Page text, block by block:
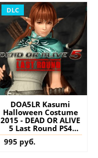
DLC
DOA5LR Kasumi
Halloween Costume
2015 - DEAD OR ALIVE
5 Last Round PS4
(Турция) купить
дополнение на
995 руб.